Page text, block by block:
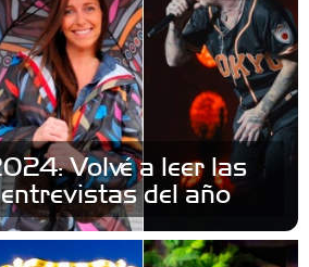
Volvé a leer las
del año